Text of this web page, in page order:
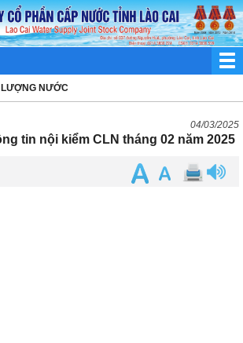
NƯỚC
04/03/2025
tin nội kiểm CLN tháng 02 năm 2025